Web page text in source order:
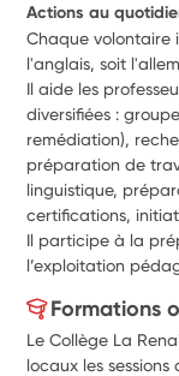
Actions au
Chaque volontaire
l'anglais, soit
Il aide les
diversifiées :
remédiation),
préparation de
linguistique,
certifications,
Il participe à la
l’exploitation
Formations
Le Collège La
locaux les